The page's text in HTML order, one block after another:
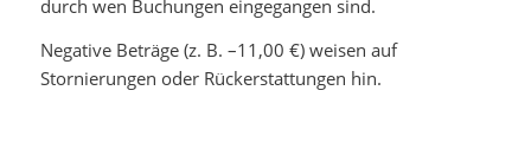
durch wen Buchungen eingegangen sind.
Negative Beträge (z. B. –11,00 €) weisen auf
Stornierungen oder Rückerstattungen hin.